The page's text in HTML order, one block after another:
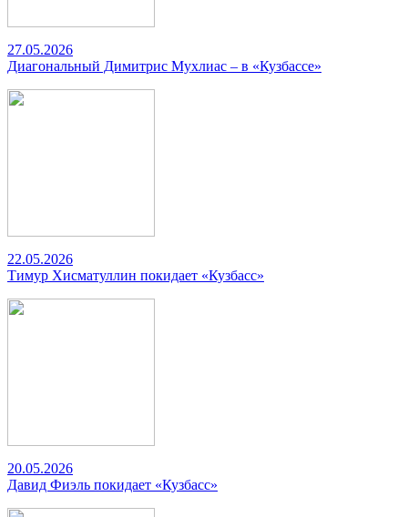
27.05.2026
Диагональный Димитрис Мухлиас – в «Кузбассе»
22.05.2026
Тимур Хисматуллин покидает «Кузбасс»
20.05.2026
Давид Фиэль покидает «Кузбасс»